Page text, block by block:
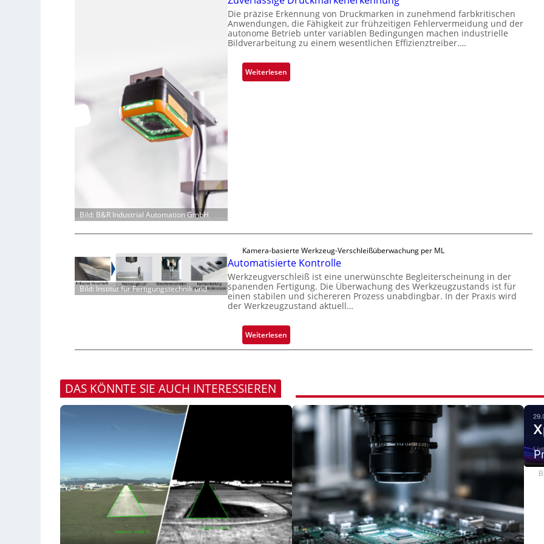
i
s
i
o
b
e
r
n
a
h
L
a
b
s
a
u
u
Bild: B&R Industrial Automation GmbH
Die präzise Erkennung von Druckmarken in zunehmend farbkritischen
Anwendungen, die Fähigkeit zur frühzeitigen Fehlervermeidung und der
autonome Betrieb unter variablen Bedingungen machen industrielle
Bildverarbeitung zu einem wesentlichen Effizienztreiber.…
Weiterlesen:
Z
D
r
u
c
k
m
r
k
e
k
g
Bild: Institut für Fertigungstechnik und
Kamera-basierte Werkzeug-Verschleißüberwachung per ML
Automatisierte Kontrolle
Werkzeugverschleiß ist eine unerwünschte Begleiterscheinung in der
spanenden Fertigung. Die Überwachung des Werkzeugzustands ist für
einen stabilen und sichereren Prozess unabdingbar. In der Praxis wird
der Werkzeugzustand aktuell…
Weiterlesen:
A
r
t
e
K
o
DAS KÖNNTE SIE AUCH INTERESSIEREN